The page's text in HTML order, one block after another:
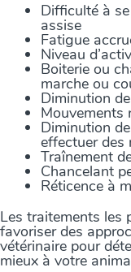
Difficulté à
assise
Fatigue
Niveau
Boiterie ou
marche ou
Diminution
Mouvements
Diminution
effectuer des
Traînement
Chancelant
Réticence à
Les traitements les
favoriser des
vétérinaire pour
mieux à votre